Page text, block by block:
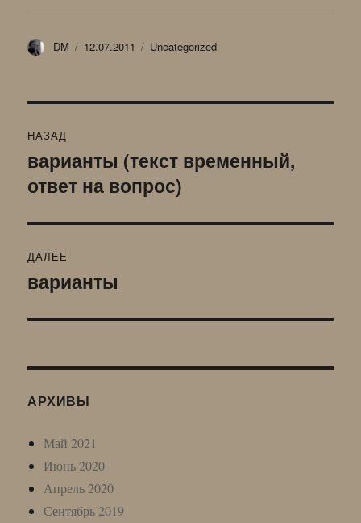
Автор
DM Опубликовано
12.07.2011 Рубрики
Uncategorized
по
записям
НАЗАД
Предыдущая
запись:
варианты (текст временный,
ответ на вопрос)
ДАЛЕЕ
Следующая
варианты
АРХИВЫ
Май 2021
Июнь 2020
Апрель 2020
Сентябрь 2019